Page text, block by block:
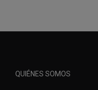
QUIÉNES SOMOS